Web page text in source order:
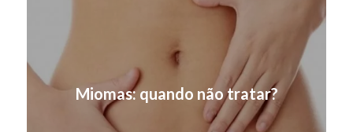
Miomas: quando não tratar?